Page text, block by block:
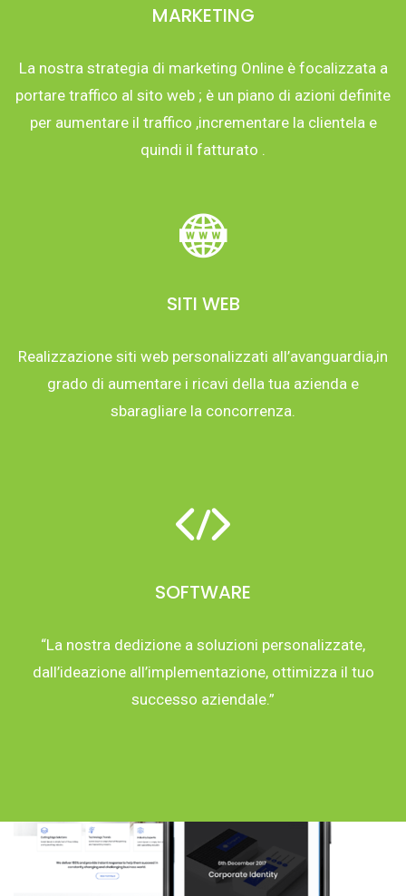
MARKETING
La nostra strategia di marketing Online è focalizzata a
portare traffico al sito web ; è un piano di azioni definite
per aumentare il traffico ,incrementare la clientela e
quindi il fatturato .
SITI WEB
Realizzazione siti web personalizzati all’avanguardia,in
grado di aumentare i ricavi della tua azienda e
sbaragliare la concorrenza.
SOFTWARE
“La nostra dedizione a soluzioni personalizzate,
dall’ideazione all’implementazione, ottimizza il tuo
successo aziendale.”